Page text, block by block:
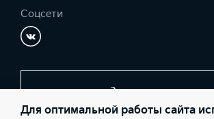
Соцсети
Заказать звонок
Для оптимальной работы сайта